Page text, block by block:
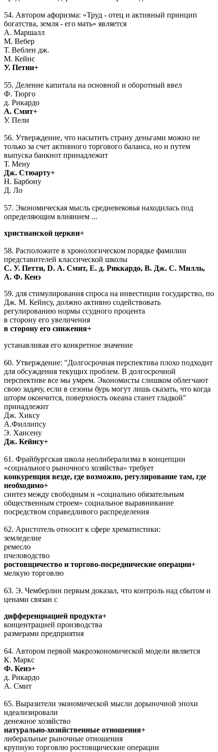
54. Автором афоризма: «Труд - отец и активный принцип
богатства, земля - его мать» является
А. Маршалл
М. Вебер
Т. Веблен дж.
М. Кейнс
У. Петии+
55. Деление капитала на основной и оборотный ввел
Ф. Тюрго
д. Рикардо
А. Смит+
У. Пели
56. Утверждение, что насытить страну деньгами можно не
только за счет активного торгового баланса, но и путем
выпуска банкнот принадлежит
Т. Мену
Дж. Стюарту+
Н. Барбону
Д. Ло
57. Экономическая мысль средневековья находилась под
определяющим влиянием ...
христианской церкви+
58. Расположите в хронологическом порядке фамилии
представителей классической школы
C. У. Петти, D. А. Смит, E. д. Риккардо, B. Дж. С. Милль,
A. Ф. Кенэ
59. для стимулирования спроса на инвестиции государство, по
Дж. М. Кейнсу, должно активно содействовать
регулированию нормы ссудного процента
в сторону его увеличения
в сторону его снижения+
устанавливая его конкретное значение
60. Утверждение: "Долгосрочная перспектива плохо подходит
для обсуждения текущих проблем. В долгосрочной
перспективе все мы умрем. Экономисты слишком облегчают
свою задачу, если в сезоны бурь могут лишь сказать, что когда
шторм окончится, поверхность океана станет гладкой"
принадлежит
Дж. Хиксу
А.Филлипсу
Э. Хансену
Дж. Кейнсу+
61. Фрайбургская школа неолиберализма в концепции
«социального рыночного хозяйства» требует
конкуренция везде, где возможно, регулирование там, где
необходимо+
синтез между свободным и «социально обязательным
обществен­ным строем» социальное выравнивание
посредством справедливого распреде­ления
62. Аристотель относит к сфере хрематистики:
земледелие
ремесло
пчеловодство
ростовщичество и торгово-посреднические операции+
мелкую торговлю
63. Э. Чемберлин первым доказал, что контроль над сбытом и
ценами связан с
дифференциацией продукта+
концентрацией производства
размерами предприятия
64. Автором первой макроэкономической модели является
К. Маркс
Ф. Кенэ+
д. Рикардо
А. Смит
65. Выразители экономической мысли дорыночной эпохи
идеализировали
денежное хозяйство
натурально-хозяйственные отношения+
либеральные рыночные отношения
крупную торговлю ростовщические операции